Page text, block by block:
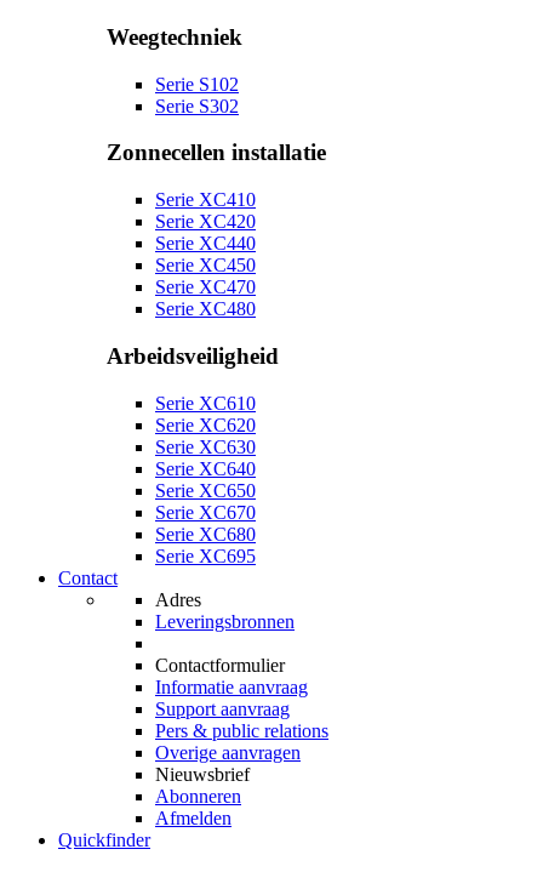
Weegtechniek
Serie S102
Serie S302
Zonnecellen installatie
Serie XC410
Serie XC420
Serie XC440
Serie XC450
Serie XC470
Serie XC480
Arbeidsveiligheid
Serie XC610
Serie XC620
Serie XC630
Serie XC640
Serie XC650
Serie XC670
Serie XC680
Serie XC695
Contact
Adres
Leveringsbronnen
Contactformulier
Informatie aanvraag
Support aanvraag
Pers & public relations
Overige aanvragen
Nieuwsbrief
Abonneren
Afmelden
Quickfinder